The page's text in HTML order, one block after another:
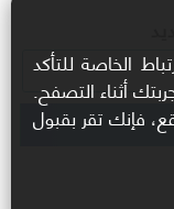
الخاصة للتأكد
أثناء التصفح.
فإنك تقر بقبول